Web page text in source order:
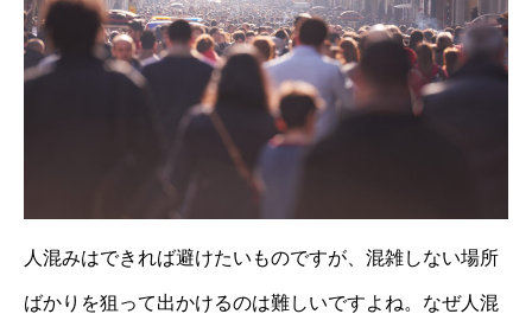
人混みはできれば避けたいものですが、混雑しない場所
ばかりを狙って出かけるのは難しいですよね。なぜ人混